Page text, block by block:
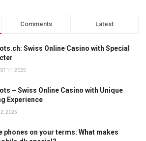
Comments Latest
Swiss Online Casino with Special
11, 2025
– Swiss Online Casino with Unique
Experience
2025
phones on your terms: What makes